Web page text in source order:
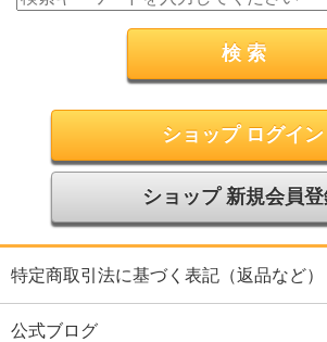
ショップ ログイン
ショップ 新規会員
特定商取引法に基づく表記（返品など）
公式ブログ